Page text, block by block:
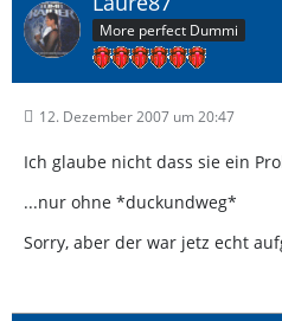
More perfect Dummi
12. Dezember 2007 um 20:47
Ich glaube nicht dass sie ein
...nur ohne *duckundweg*
Sorry, aber der war jetz echt